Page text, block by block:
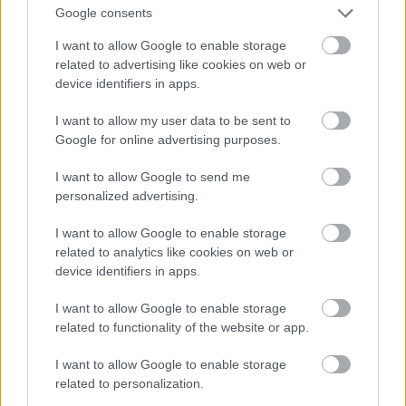
Google consents
I want to allow Google to enable storage
related to advertising like cookies on web or
device identifiers in apps.
I want to allow my user data to be sent to
Google for online advertising purposes.
I want to allow Google to send me
personalized advertising.
I want to allow Google to enable storage
related to analytics like cookies on web or
device identifiers in apps.
I want to allow Google to enable storage
related to functionality of the website or app.
I want to allow Google to enable storage
related to personalization.
facebook